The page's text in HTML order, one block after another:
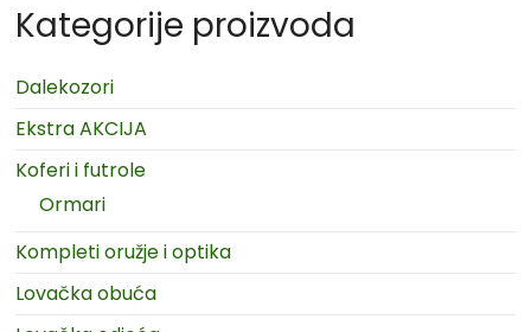
Kategorije proizvoda
Dalekozori
Ekstra AKCIJA
Koferi i futrole
Ormari
Kompleti oružje i optika
Lovačka obuća